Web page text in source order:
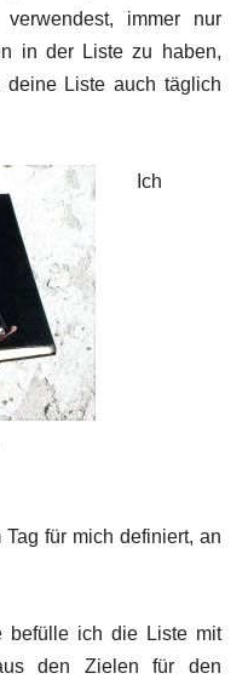
immer nur
in der Liste zu haben,
deine Liste auch täglich
Ich
für mich definiert, an
befülle ich die Liste mit
den Zielen für den